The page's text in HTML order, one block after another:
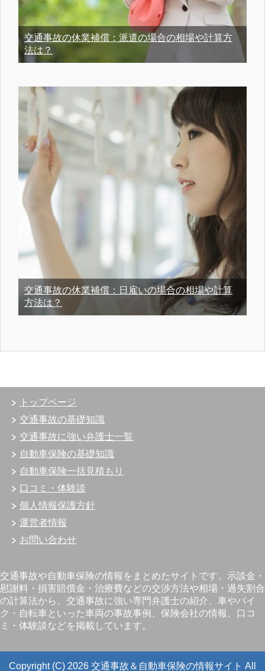
交通事故の休業補償：派遣の場合の相場や計算方
法は？
交通事故の休業補償：日雇いの場合の相場や計算
方法は？
トップページ
交通事故の基礎知識
交通事故に強い弁護士一覧
自動車保険の基礎知識
自動車保険一括見積もり
口コミ・体験談
個人情報保護方針
運営者情報
お問い合わせ
交通事故や自動車保険の情報をまとめたサイトです。示談金・
慰謝料・損害賠償金・治療費などの交渉方法や相場・過失割合
の計算法から、交通事故に強い専門弁護士の紹介、車やバイ
ク・自転車といった車両の事故事例、保険会社の情報、口コ
ミ・体験談などを掲載しています。
Copyright (C) 2026 交通事故＆自動車保険の情報サイト All